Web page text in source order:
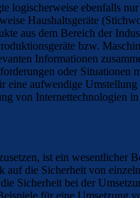
logischerweise ebenfalls
Haushaltsgeräte
aus dem Bereich der
bzw.
Informationen
oder Situationen
eine aufwendige Umstellung
von Internettechnologien
ist ein wesentlicher
die Sicherheit von
Sicherheit bei der
für eine Umsetzung